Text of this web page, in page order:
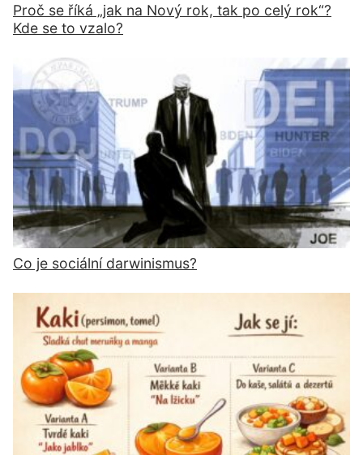
Proč se říká „jak na Nový rok, tak po celý rok“?
Kde se to vzalo?
Co je sociální darwinismus?